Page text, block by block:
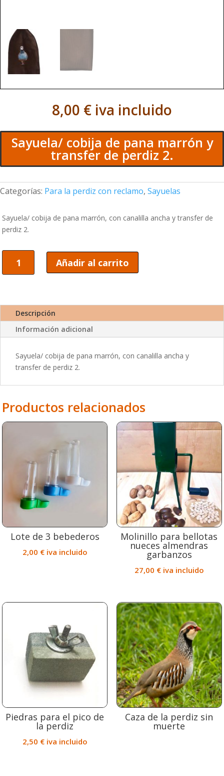
8,00 € iva incluido
Sayuela/ cobija de pana marrón y
transfer de perdiz 2.
Categorías: Para la perdiz con reclamo, Sayuelas
Sayuela/ cobija de pana marrón, con canalilla ancha y transfer de
perdiz 2.
Sayuela/
cobija
de
transfer
de
cantidad
Añadir al carrito
Descripción
Información adicional
Sayuela/ cobija de pana marrón, con canalilla ancha y
transfer de perdiz 2.
Productos relacionados
Lote de 3 bebederos
2,00 € iva incluido
Molinillo para bellotas
nueces almendras
garbanzos
27,00 € iva incluido
Piedras para el pico de
la perdiz
2,50 € iva incluido
Caza de la perdiz sin
muerte